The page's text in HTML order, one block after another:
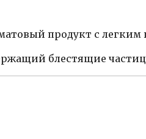
продукт с
блестящие